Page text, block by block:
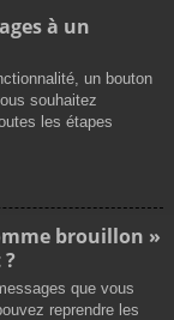
à un
un bouton
souhaitez
les étapes
brouillon »
que vous
reprendre les